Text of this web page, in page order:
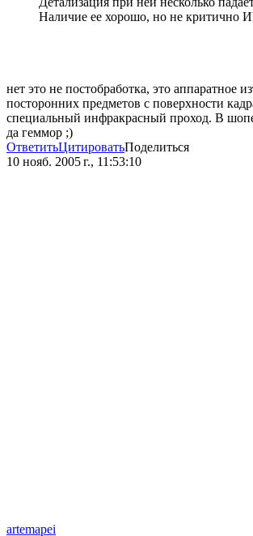
Наличие ее хорошо, но не критично
нет это не постобработка, это аппаратное
посторонних предметов с поверхности
специальный инфракрасный проход. В шопе
да геммор ;)
ОтветитьЦитироватьПоделиться
10 нояб. 2005 г., 11:53:10
artemapei